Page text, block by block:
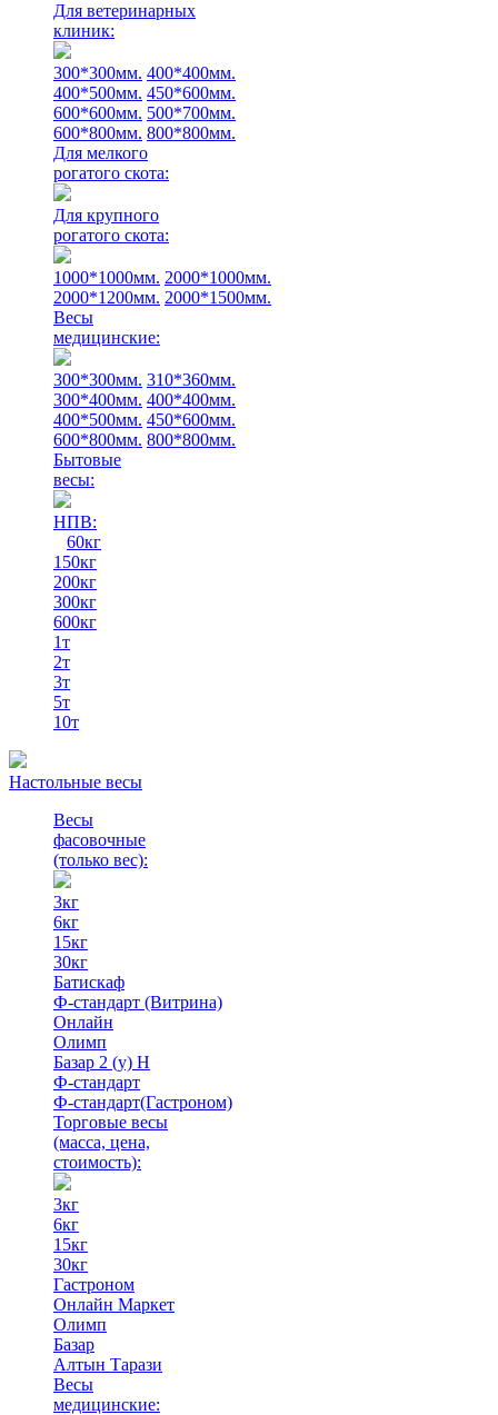
Для ветеринарных
клиник:
300*300мм. 400*400мм.
400*500мм. 450*600мм.
600*600мм. 500*700мм.
600*800мм. 800*800мм.
Для мелкого
рогатого скота:
Для крупного
рогатого скота:
1000*1000мм. 2000*1000мм.
2000*1200мм. 2000*1500мм.
Весы
медицинские:
300*300мм. 310*360мм.
300*400мм. 400*400мм.
400*500мм. 450*600мм.
600*800мм. 800*800мм.
Бытовые
весы:
НПВ:
60кг
150кг
200кг
300кг
600кг
1т
2т
3т
5т
10т
Настольные весы
Весы
фасовочные
(только вес):
3кг
6кг
15кг
30кг
Батискаф
Ф-стандарт (Витрина)
Онлайн
Олимп
Базар 2 (у) Н
Ф-стандарт
Ф-стандарт(Гастроном)
Торговые весы
(масса, цена,
стоимость):
3кг
6кг
15кг
30кг
Гастроном
Онлайн Маркет
Олимп
Базар
Алтын Тарази
Весы
медицинские: